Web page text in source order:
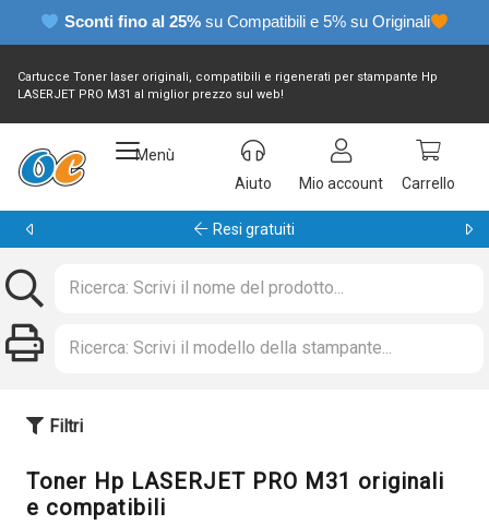
Sconti fino al 25% su Compatibili e 5% su Originali
Cartucce Toner laser originali, compatibili e rigenerati per stampante Hp
LASERJET PRO M31 al miglior prezzo sul web!
Menù
Aiuto
Mio account Carrello
Garanzia 24 mesi
Filtri
Toner Hp LASERJET PRO M31 originali
e compatibili